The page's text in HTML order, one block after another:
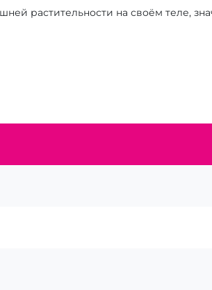
растительности на своём теле,